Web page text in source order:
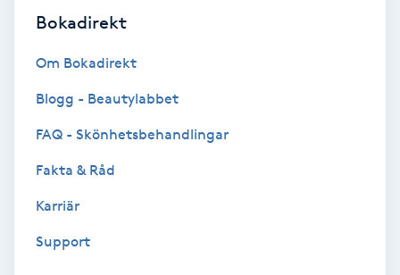
Ryggmassage
Samtalsterapi
Bokadirekt
Om Bokadirekt
Blogg - Beautylabbet
FAQ - Skönhetsbehandlingar
Fakta & Råd
Karriär
Support